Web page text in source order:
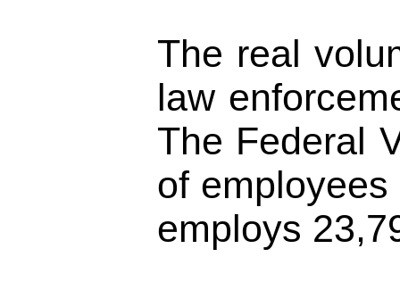
The real
law
The Federal
of
employs